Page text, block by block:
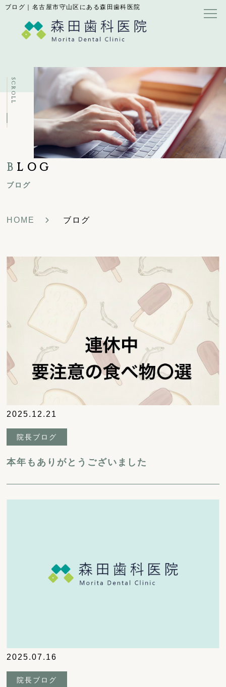
ブログ｜名古屋市守山区にある森田歯科医院
B LOG
ブログ
SCROLL
HOME ブログ
2025.12.21
院長ブログ
本年もありがとうございました
2025.07.16
院長ブログ